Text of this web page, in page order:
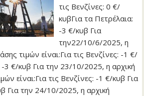
τις Βενζίνες: 0 €/
κυβΓια τα Πετρέλαια:
-3 €/κυβ Για
την22/10/6/2025, η
τιμών είναι:Για τις Βενζίνες: -1 €/
-3 €/κυβ Για την 23/10/2025, η αρχική
είναι:Για τις Βενζίνες: -1 €/κυβ Για
Για την 24/10/2025, η αρχική